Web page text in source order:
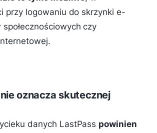
przy logowaniu do skrzynki e-
czy
nie oznacza skutecznej
danych LastPass powinien